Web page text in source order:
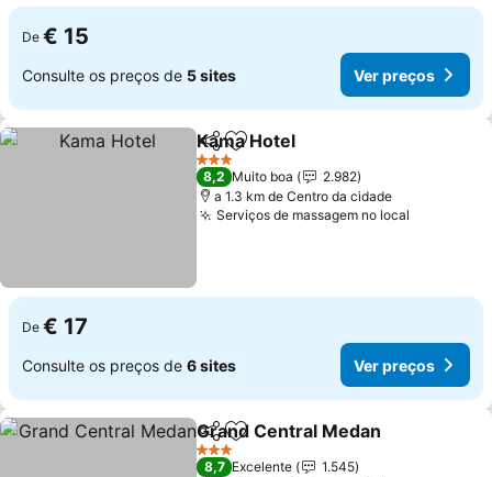
De € 15
Consulte os preços de 5 sites Ver preços
PartilharAdicionar aos favoritos
Kama Hotel
3 Estrelas
8,2 Muito boa
2.982
a 1.3 km de Centro da cidade
Serviços de massagem no local
De € 17
Consulte os preços de 6 sites Ver preços
PartilharAdicionar aos favoritos
Grand Central Medan
3 Estrelas
8,7 Excelente
1.545